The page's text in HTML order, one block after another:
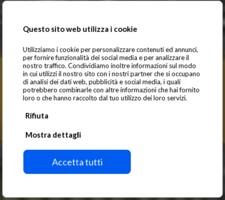
Questo sito web utilizza i cookie
Utilizziamo i cookie per personalizzare contenuti ed annunci,
per fornire funzionalità dei social media e per analizzare il
nostro traffico. Condividiamo inoltre informazioni sul modo
in cui utilizzi il nostro sito con i nostri partner che si occupano
di analisi dei dati web, pubblicità e social media, i quali
potrebbero combinarle con altre informazioni che hai fornito
loro o che hanno raccolto dal tuo utilizzo dei loro servizi.
Rifiuta
Mostra dettagli
Accetta tutti